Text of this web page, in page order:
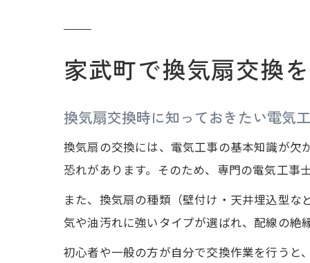
家武町で換気扇交換
換気扇交換時に知っておきたい電気
換気扇の交換には、電気工事の基本知識が欠
恐れがあります。そのため、専門の電気工事
また、換気扇の種類（壁付け・天井埋込型
気や油汚れに強いタイプが選ばれ、配線の絶
初心者や一般の方が自分で交換作業を行うと